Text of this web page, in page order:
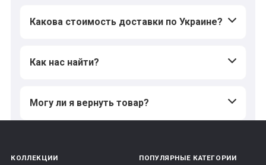
Какова стоимость доставки по Украине?
Как нас найти?
Могу ли я вернуть товар?
КОЛЛЕКЦИИ ПОПУЛЯРНЫЕ КАТЕГОРИИ